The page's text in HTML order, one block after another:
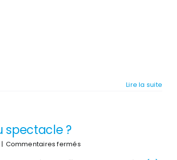
Lire la suite
spectacle ?
| Commentaires ferméssur